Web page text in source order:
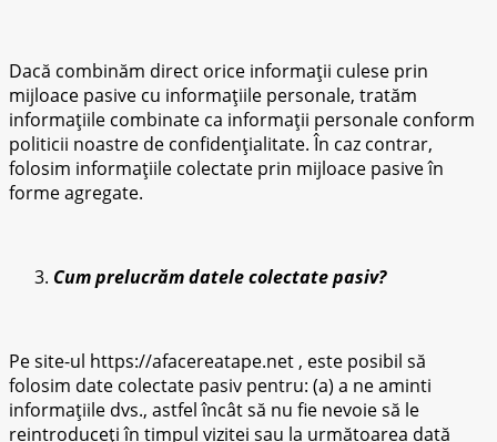
Dacă combinăm direct orice informații culese prin
mijloace pasive cu informațiile personale, tratăm
informațiile combinate ca informații personale conform
politicii noastre de confidențialitate. În caz contrar,
folosim informațiile colectate prin mijloace pasive în
forme agregate.
Cum prelucrăm datele colectate pasiv?
Pe site-ul https://afacereatape.net , este posibil să
folosim date colectate pasiv pentru: (a) a ne aminti
informațiile dvs., astfel încât să nu fie nevoie să le
reintroduceți în timpul vizitei sau la următoarea dată